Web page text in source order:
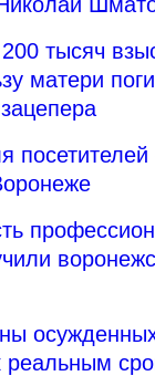
тысяч
матери
реальным